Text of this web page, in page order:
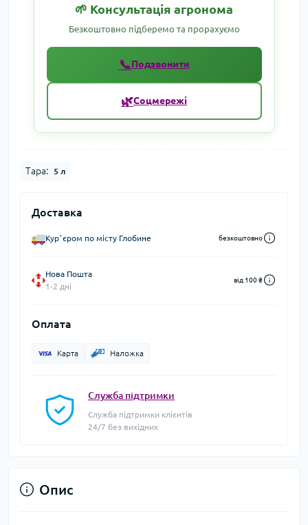
🌱 Консультація агронома
Безкоштовно підберемо та прорахуємо
📞Подзвонити
🌿Соцмережі
Тара: 5 л
Доставка
Курʼєром по місту Глобине безкоштовно
Нова Пошта
1-2 дні
від 100 ₴
Оплата
Карта Наложка
Служба підтримки
Служба підтримки клієнтів
24/7 без вихідних
Опис